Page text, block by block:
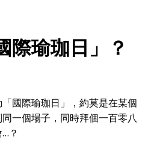
際瑜珈日」？
國際瑜珈日」，約莫是在某個
一個場子，同時拜個一百零八
？